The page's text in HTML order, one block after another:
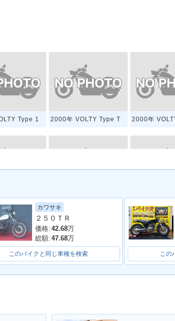
Type 1 2000年 VOLTY Type T 2000年
Type C
1996年 VOLTY Type
2・特別・限定仕様
1995年
カワサキ
２５０ＴＲ
価格: 42.68万
総額: 47.68万
このバイクと同じ車種を検索 この